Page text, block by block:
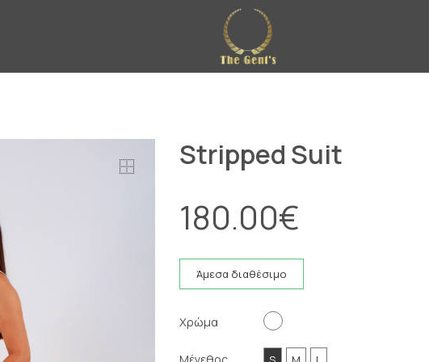
Stripped Suit
180.00€
Άμεσα διαθέσιμο
Χρώμα
Μέγεθος